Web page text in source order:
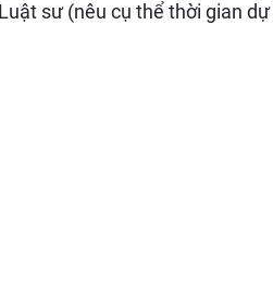
Luật sư (nêu cụ thể thời gian